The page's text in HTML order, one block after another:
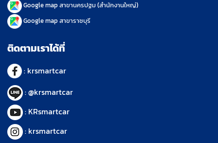
Google map สาขานครปฐม (สำนักงานใหญ่)
Google map สาขาราชบุรี
ติดตามเราได้ที่
: krsmartcar
:@krsmartcar
: KRsmartcar
: krsmartcar